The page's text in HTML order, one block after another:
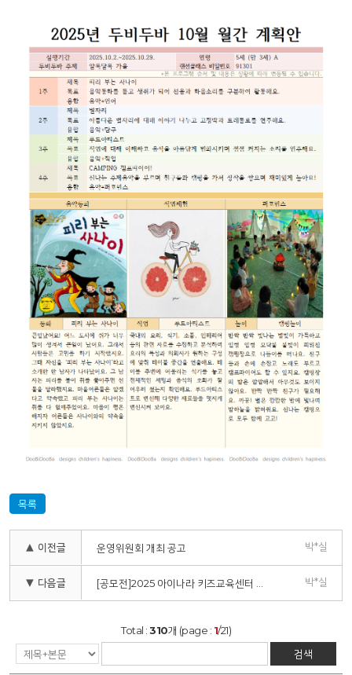
목록
▲ 이전글 운영위원회 개최 공고 박*실
▼ 다음글 박*실
Total :310개 (page : 1/21)
검색